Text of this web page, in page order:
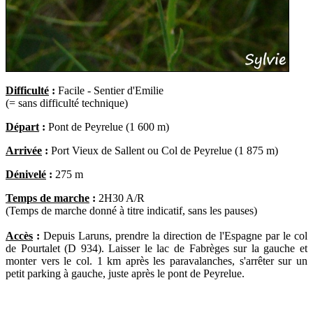
Difficulté : Facile - Sentier d'Emilie
(= sans difficulté technique)
Départ : Pont de Peyrelue (1 600 m)
Arrivée : Port Vieux de Sallent ou Col de Peyrelue (1 875 m)
Dénivelé : 275 m
Temps de marche : 2H30 A/R
(Temps de marche donné à titre indicatif, sans les pauses)
Accès : Depuis Laruns, prendre la direction de l'Espagne par le col
de Pourtalet (D 934). Laisser le lac de Fabrèges sur la gauche et
monter vers le col. 1 km après les paravalanches, s'arrêter sur un
petit parking à gauche, juste après le pont de Peyrelue.